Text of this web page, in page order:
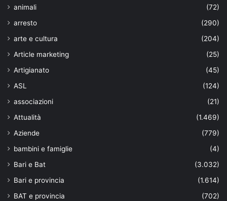
animali
(72)
arresto
(290)
arte e cultura
(204)
Article marketing
(25)
Artigianato
(45)
ASL
(124)
associazioni
(21)
Attualità
(1.469)
Aziende
(779)
bambini e famiglie
(4)
Bari e Bat
(3.032)
Bari e provincia
(1.614)
BAT e provincia
(702)